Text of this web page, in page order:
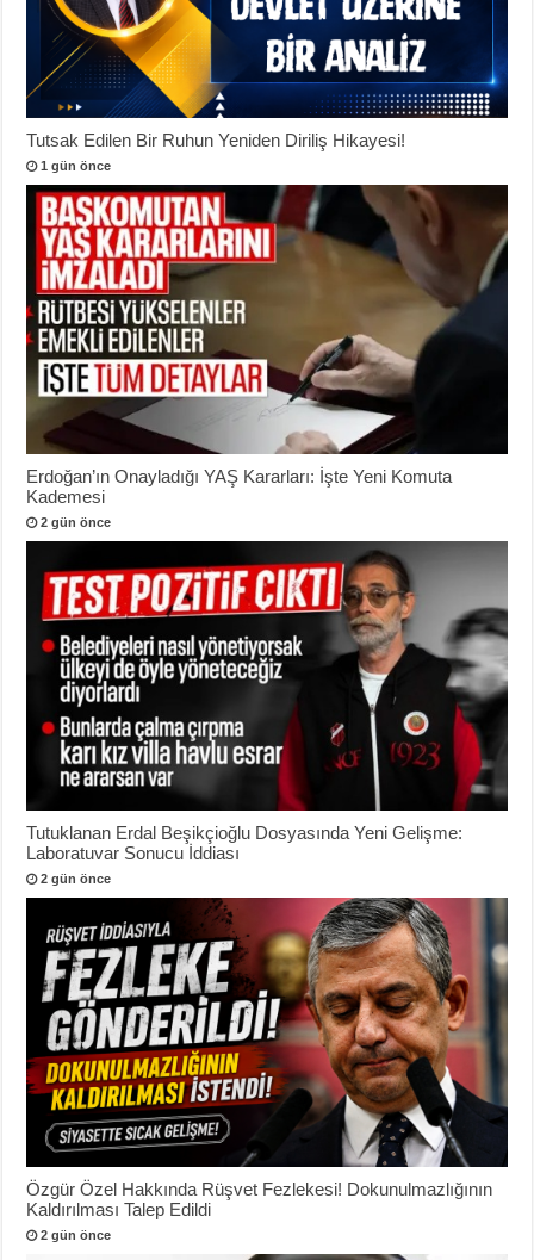
Tutsak Edilen Bir Ruhun Yeniden Diriliş Hikayesi!
1 gün önce
Erdoğan’ın Onayladığı YAŞ Kararları: İşte Yeni Komuta
Kademesi
2 gün önce
Tutuklanan Erdal Beşikçioğlu Dosyasında Yeni Gelişme:
Laboratuvar Sonucu İddiası
2 gün önce
Özgür Özel Hakkında Rüşvet Fezlekesi! Dokunulmazlığının
Kaldırılması Talep Edildi
2 gün önce